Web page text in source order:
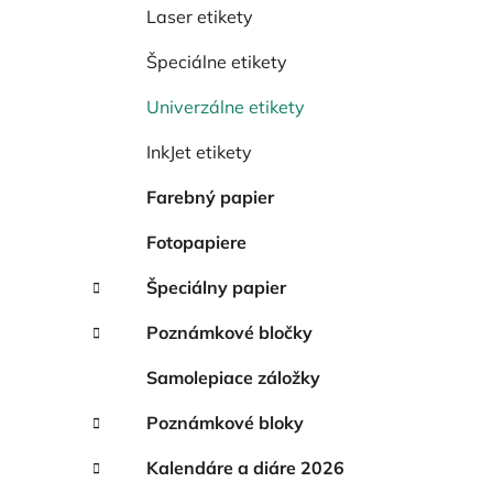
Laser etikety
Špeciálne etikety
Univerzálne etikety
InkJet etikety
Farebný papier
Fotopapiere
Špeciálny papier
Poznámkové bločky
Samolepiace záložky
Poznámkové bloky
Kalendáre a diáre 2026